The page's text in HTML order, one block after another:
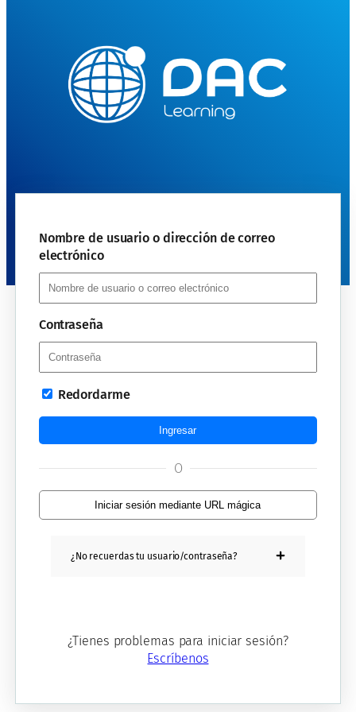
Nombre de usuario o dirección de correo
electrónico
Contraseña
Redordarme
O
Iniciar sesión mediante URL mágica
¿No recuerdas tu usuario/contraseña?
¿Tienes problemas para iniciar sesión?
Escríbenos